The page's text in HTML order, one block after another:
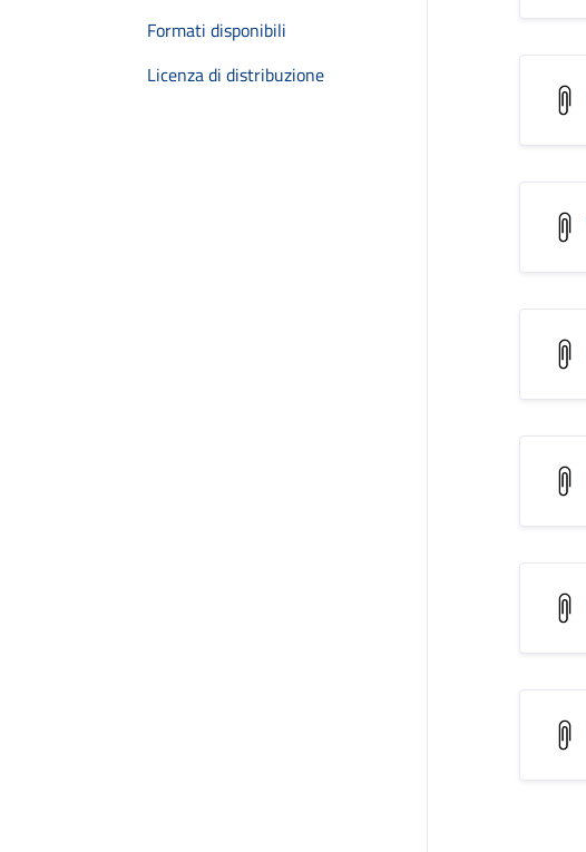
Formati disponibili
Licenza di distribuzione